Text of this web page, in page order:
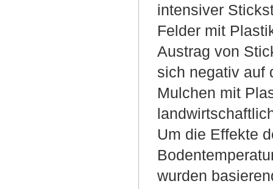
intensiver
Felder mit
Austrag von
sich negativ auf
Mulchen mit
Um die Effekte
wurden